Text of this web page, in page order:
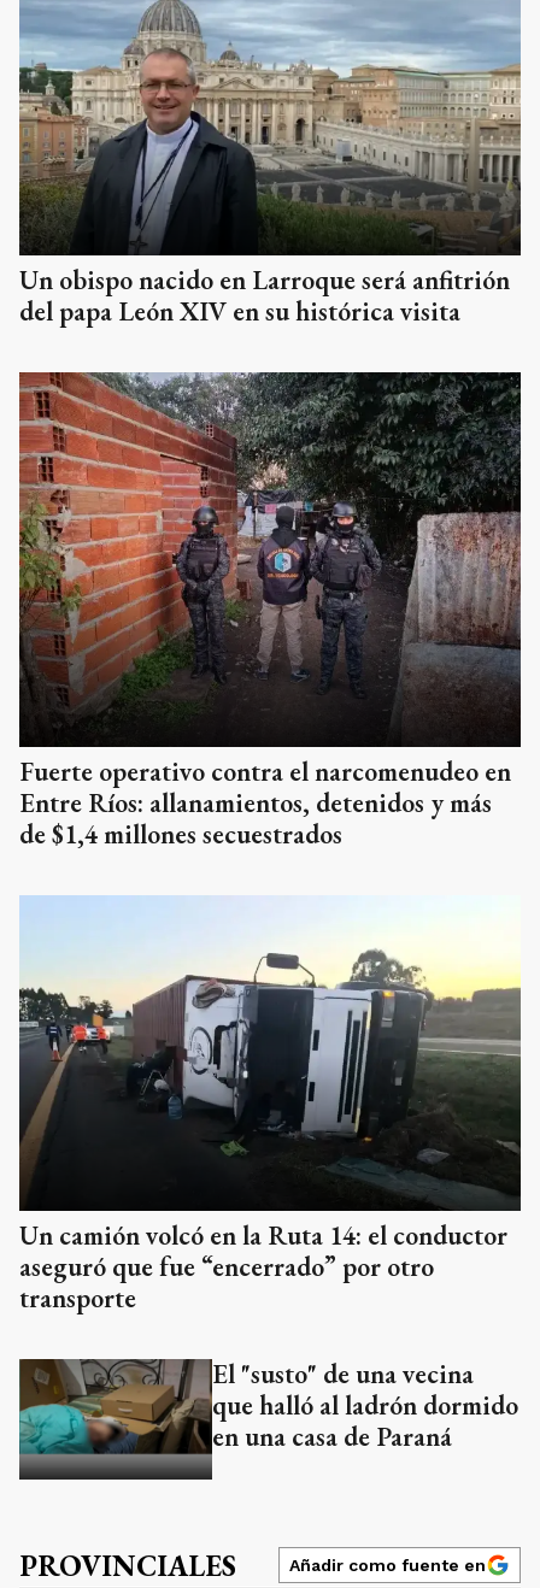
Un obispo nacido en Larroque será anfitrión
del papa León XIV en su histórica visita
Fuerte operativo contra el narcomenudeo en
Entre Ríos: allanamientos, detenidos y más
de $1,4 millones secuestrados
Un camión volcó en la Ruta 14: el conductor
aseguró que fue “encerrado” por otro
transporte
El "susto" de una vecina
que halló al ladrón dormido
en una casa de Paraná
PROVINCIALES Añadir como fuente en